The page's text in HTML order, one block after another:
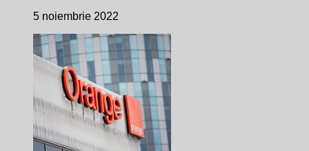
5 noiembrie 2022